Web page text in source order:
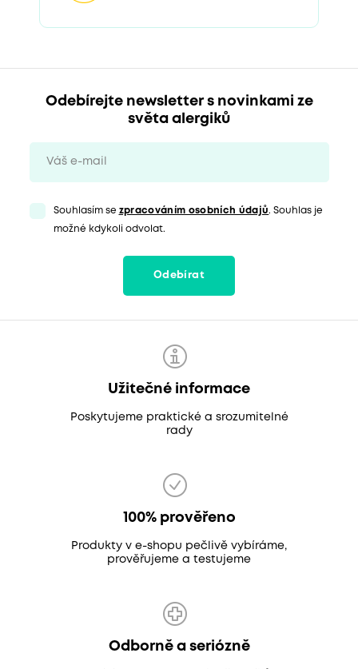
Odebírejte newsletter s novinkami ze
světa alergiků
Souhlasím se zpracováním osobních údajů. Souhlas je
možné kdykoli odvolat.
Odebírat
Užitečné informace
Poskytujeme praktické a srozumitelné
rady
100% prověřeno
Produkty v e-shopu pečlivě vybíráme,
prověřujeme a testujeme
Odborně a seriózně